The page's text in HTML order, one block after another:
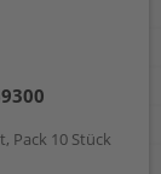
Pack 10 Stück